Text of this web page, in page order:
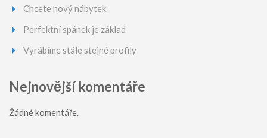
Chcete nový nábytek
Perfektní spánek je základ
Vyrábíme stále stejné profily
Nejnovější komentáře
Žádné komentáře.